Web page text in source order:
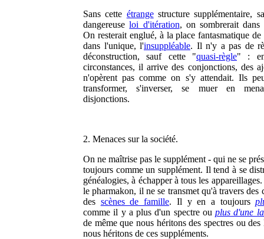
Sans cette étrangestructure supplémentaire,
dangereuseloi d'itération, on sombrerait
On resterait englué, à la place fantasmatique de
dans l'unique, l'insuppléable. Il n'y a pas de
déconstruction, sauf cette "quasi-règle" :
circonstances, il arrive des conjonctions, des
n'opèrent pas comme on s'y attendait. Ils
transformer, s'inverser, se muer en
disjonctions.
2. Menaces sur la société.
On ne maîtrise pas le supplément - qui ne se
toujours comme un supplément. Il tend à se
généalogies, à échapper à tous les
le pharmakon, il ne se transmet qu'à travers des
des scènes de famille. Il y en a toujours
comme il y a plus d'un spectre ouplus d'une
de même que nous héritons des spectres ou des
nous héritons de ces suppléments.